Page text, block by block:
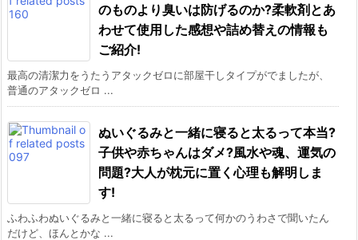
のものより臭いは防げるのか?柔軟剤とあ
わせて使用した感想や詰め替えの情報も
ご紹介!
最高の清潔力をうたうアタックゼロに部屋干しタイプがでましたが、
普通のアタックゼロ ...
ぬいぐるみと一緒に寝ると太るって本当?
子供や赤ちゃんはダメ?風水や魂、運気の
問題?大人が枕元に置く心理も解明しま
す!
ふわふわぬいぐるみと一緒に寝ると太るって何かのうわさで聞いたん
だけど、ほんとかな ...